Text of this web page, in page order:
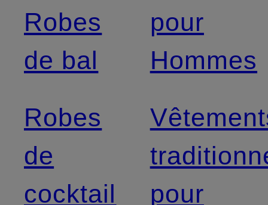
Robes
de bal
Robes
de
cocktail
pour
Hommes
pour